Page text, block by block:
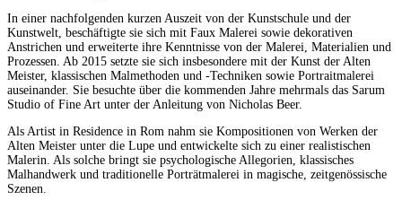
In einer nachfolgenden kurzen Auszeit von der Kunstschule und der
Kunstwelt, beschäftigte sie sich mit Faux Malerei sowie dekorativen
Anstrichen und erweiterte ihre Kenntnisse von der Malerei, Materialien und
Prozessen. Ab 2015 setzte sie sich insbesondere mit der Kunst der Alten
Meister, klassischen Malmethoden und -Techniken sowie Portraitmalerei
auseinander. Sie besuchte über die kommenden Jahre mehrmals das Sarum
Studio of Fine Art unter der Anleitung von Nicholas Beer.
Als Artist in Residence in Rom nahm sie Kompositionen von Werken der
Alten Meister unter die Lupe und entwickelte sich zu einer realistischen
Malerin. Als solche bringt sie psychologische Allegorien, klassisches
Malhandwerk und traditionelle Porträtmalerei in magische, zeitgenössische
Szenen.